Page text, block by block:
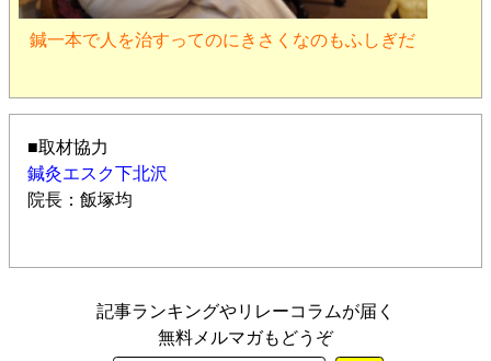
鍼一本で人を治すってのにきさくなのもふしぎだ
■取材協力
鍼灸エスク下北沢
院長：飯塚均
記事ランキングやリレーコラムが届く
無料メルマガもどうぞ